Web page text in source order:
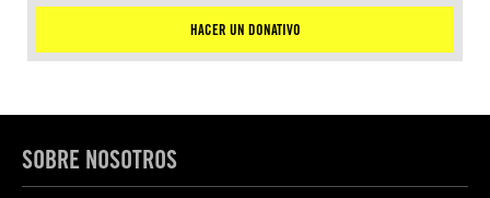
HACER UN DONATIVO
SOBRE NOSOTROS